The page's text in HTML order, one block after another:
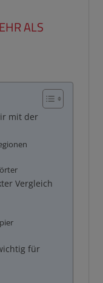
ALS
mit der
Vergleich
für